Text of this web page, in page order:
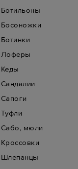
Ботильоны
Босоножки
Ботинки
Лоферы
Кеды
Сандалии
Сапоги
Туфли
Сабо, мюли
Кроссовки
Шлепанцы